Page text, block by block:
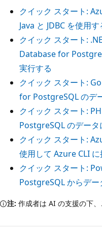
クイック スタート:
Java と JDBC を使用す
クイック スタート:
Database for
実行する
クイック スタート:
for PostgreSQL のデ
クイック スタート:
PostgreSQL のデー
クイック スタート:
使用して Azure CLI
クイック スタート:
PostgreSQL からデ
注: 作成者は AI の支援の下